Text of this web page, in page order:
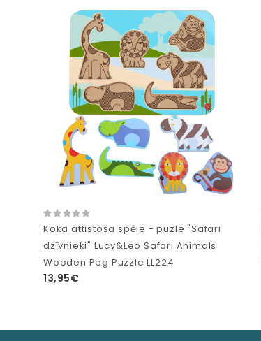
Koka attīstoša spēle - puzle "Safari
dzīvnieki" Lucy&Leo Safari Animals
Wooden Peg Puzzle LL224
13,95€